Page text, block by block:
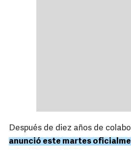
Después de diez años de
anunció este martes